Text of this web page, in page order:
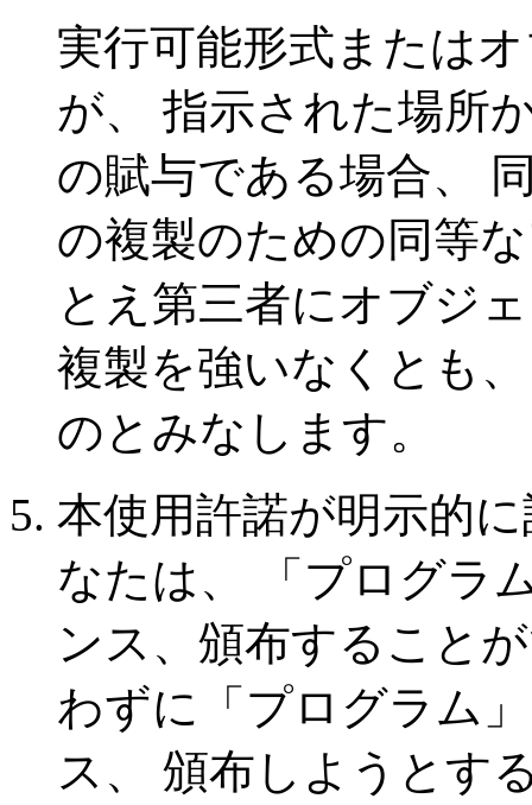
実行可能形式または
が、 指示された場所
の賦与である場合、
の複製のための同等
とえ第三者にオブジ
複製を強いなくとも
のとみなします。
本使用許諾が明示的
なたは、 「プログラ
ンス、頒布すること
わずに「プログラム
ス、 頒布しようとす